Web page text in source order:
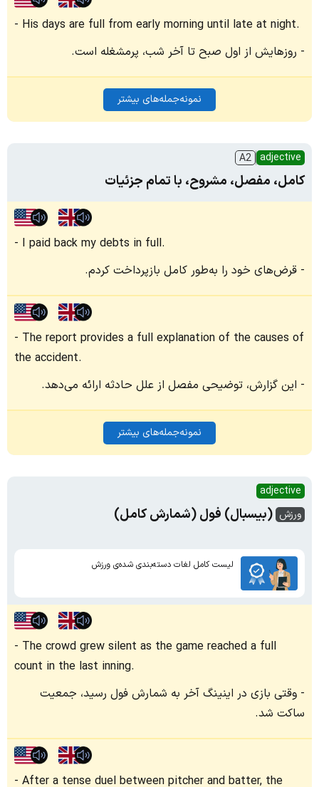
His days are full from early morning until late at night.
روزهایش از اول صبح تا آخر شب، پرمشغله است.
نمونه‌جمله‌های بیشتر
adjective
A2
کامل، مفصل، مشروح، با تمام جزئیات
I paid back my debts in full.
قرض‌های خود را به‌طور کامل بازپرداخت کردم.
The report provides a full explanation of the causes of
the accident.
این گزارش، توضیحی مفصل از علل حادثه ارائه می‌دهد.
نمونه‌جمله‌های بیشتر
adjective
ورزش (بیسبال) فول (شمارش کامل)
لیست کامل لغات دسته‌بندی شده‌ی ورزش
The crowd grew silent as the game reached a full
count in the last inning.
وقتی بازی در اینینگ آخر به شمارش فول رسید، جمعیت
ساکت شد.
After a tense duel between pitcher and batter, the